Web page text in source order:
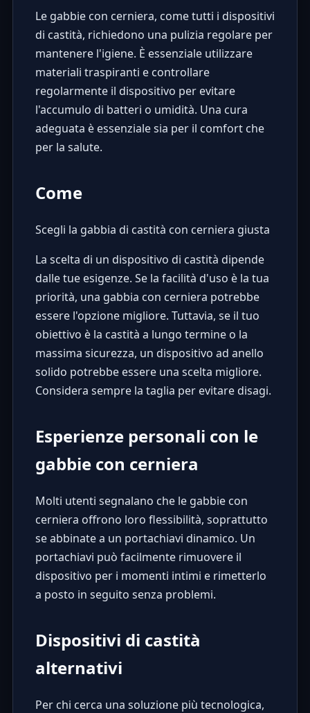
Le gabbie con cerniera, come tutti i dispositivi
di castità, richiedono una pulizia regolare per
mantenere l'igiene. È essenziale utilizzare
materiali traspiranti e controllare
regolarmente il dispositivo per evitare
l'accumulo di batteri o umidità. Una cura
adeguata è essenziale sia per il comfort che
per la salute.
Come
Scegli la gabbia di castità con cerniera giusta
La scelta di un dispositivo di castità dipende
dalle tue esigenze. Se la facilità d'uso è la tua
priorità, una gabbia con cerniera potrebbe
essere l'opzione migliore. Tuttavia, se il tuo
obiettivo è la castità a lungo termine o la
massima sicurezza, un dispositivo ad anello
solido potrebbe essere una scelta migliore.
Considera sempre la taglia per evitare disagi.
Esperienze personali con le
gabbie con cerniera
Molti utenti segnalano che le gabbie con
cerniera offrono loro flessibilità, soprattutto
se abbinate a un portachiavi dinamico. Un
portachiavi può facilmente rimuovere il
dispositivo per i momenti intimi e rimetterlo
a posto in seguito senza problemi.
Dispositivi di castità
alternativi
Per chi cerca una soluzione più tecnologica,